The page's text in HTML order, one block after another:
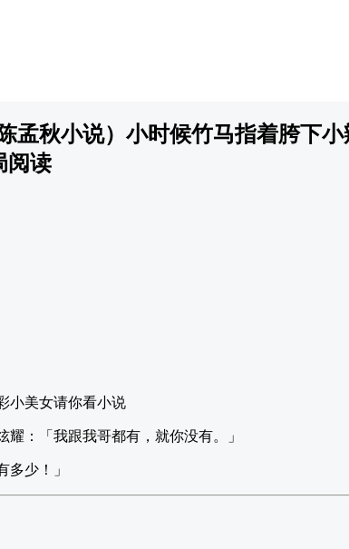
孟秋小说）小时候竹马指着胯下
阅读
小美女请你看小说
：「我跟我哥都有，就你没有。」
多少！」